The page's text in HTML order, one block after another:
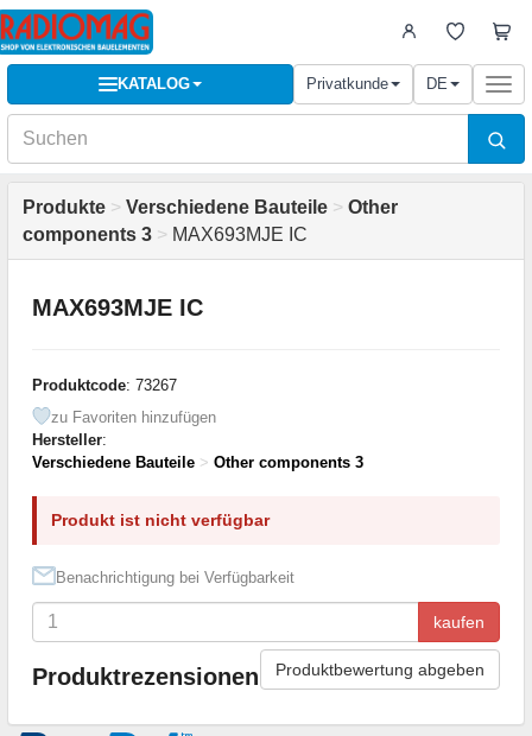
KATALOG Privatkunde DE
Produkte > Verschiedene Bauteile > Other
components 3 > MAX693MJE IC
MAX693MJE IC
Produktcode: 73267
zu Favoriten hinzufügen
Hersteller:
Verschiedene Bauteile > Other components 3
Produkt ist nicht verfügbar
Benachrichtigung bei Verfügbarkeit
kaufen
Produktrezensionen Produktbewertung abgeben